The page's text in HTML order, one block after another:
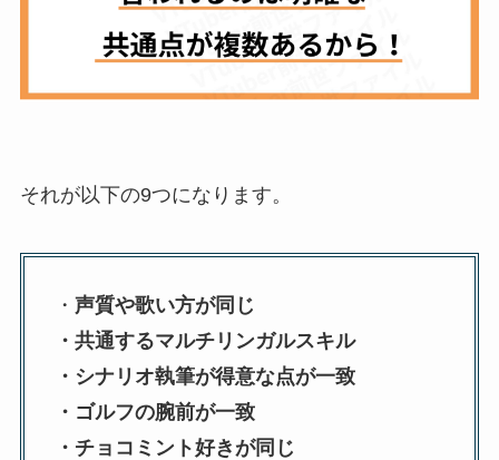
それが以下の9つになります。
・ 声質や歌い方が同じ
・共通するマルチリンガルスキル
・シナリオ執筆が得意な点が一致
・ゴルフの腕前が一致
・チョコミント好きが同じ